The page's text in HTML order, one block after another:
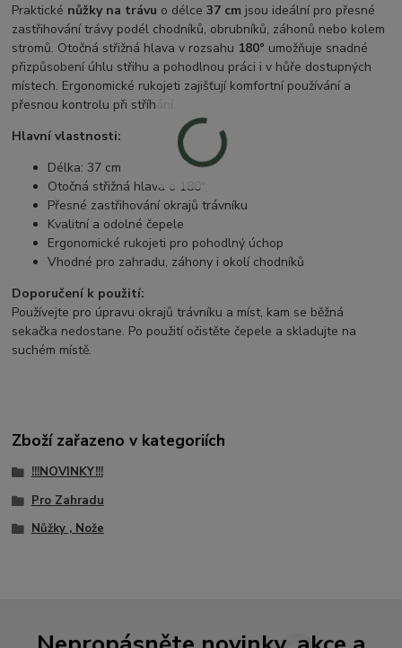
Praktické nůžky na trávu o délce37 cm jsou ideální pro přesné
zastřihování trávy podél chodníků, obrubníků, záhonů nebo kolem
stromů. Otočná střižná hlava v rozsahu 180° umožňuje snadné
přizpůsobení úhlu střihu a pohodlnou práci i v hůře dostupných
místech. Ergonomické rukojeti zajišťují komfortní používání a
přesnou kontrolu při stříhání.
Hlavní vlastnosti:
Délka: 37 cm
Otočná střižná hlava o 180°
Přesné zastřihování okrajů trávníku
Kvalitní a odolné čepele
Ergonomické rukojeti pro pohodlný úchop
Vhodné pro zahradu, záhony i okolí chodníků
Doporučení k použití:
Používejte pro úpravu okrajů trávníku a míst, kam se běžná
sekačka nedostane. Po použití očistěte čepele a skladujte na
suchém místě.
Zboží zařazeno v kategoriích
!!!NOVINKY!!!
Pro Zahradu
Nůžky , Nože